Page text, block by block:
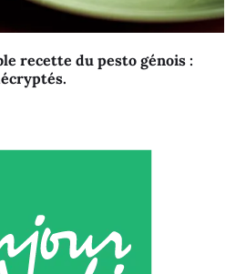
recette du pesto génois :